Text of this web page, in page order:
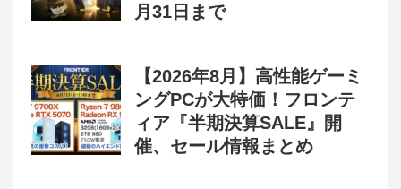
月31日まで
【2026年8月】高性能ゲーミ
ングPCが大特価！フロンテ
ィア『半期決算SALE』開
催、セール情報まとめ